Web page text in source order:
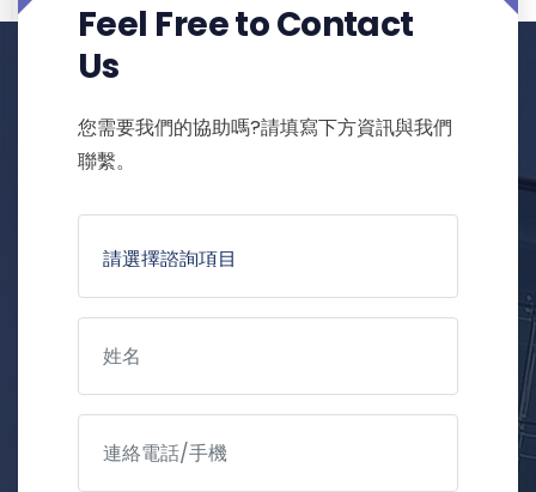
Feel Free to Contact
Us
您需要我們的協助嗎?請填寫下方資訊與我們
聯繫。